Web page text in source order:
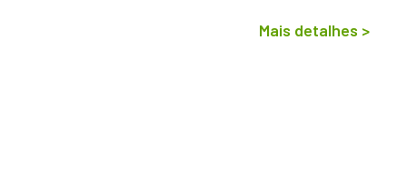
Mais detalhes >